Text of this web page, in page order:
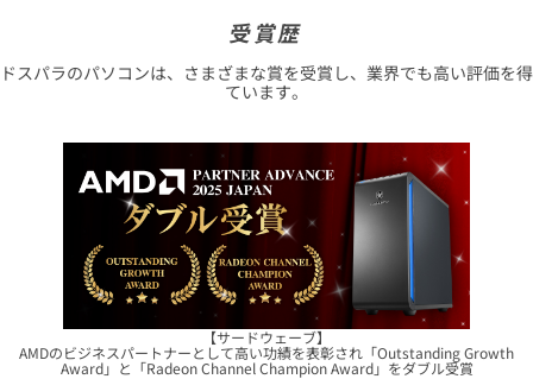
受賞歴
ドスパラのパソコンは、さまざまな賞を受賞し、業界でも高い評価を得
ています。
【サードウェーブ】
AMDのビジネスパートナーとして高い功績を表彰され 「Outstanding Growth
Award」と「Radeon Channel Champion Award」をダブル受賞